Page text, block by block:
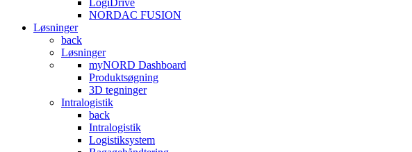
LogiDrive
NORDAC FUSION
Løsninger
back
Løsninger
myNORD Dashboard
Produktsøgning
3D tegninger
Intralogistik
back
Intralogistik
Logistiksystem